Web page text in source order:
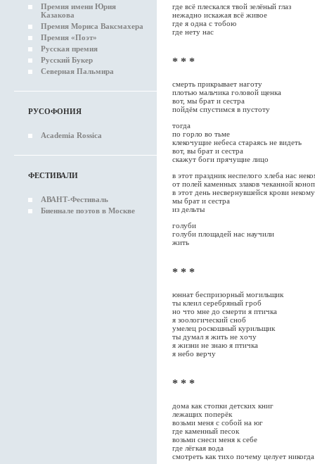
Премия имени Юрия
Казакова
Премия Мориса Ваксмахера
Премия «Поэт»
Русская премия
Русский Букер
Северная Пальмира
РУСОФОНИЯ
Academia Rossica
ФЕСТИВАЛИ
АВАНТ-Фестиваль
Биеннале поэтов в Москве
где всё плескался твой зелёный глаз
нежадно искажая всё живое
где я одна с тобою
где нету нас
* * *
смерть прикрывает наготу
плотью мальчика головой щенка
вот, мы брат и сестра
пойдём спустимся в пустоту
тогда
по горло во тьме
клекочущие небеса стараясь не видеть
вот, вы брат и сестра
скажут боги прячущие лицо
в этот праздник неспелого хлеба нас
от полей каменных злаков чеканной
в этот день несвернувшейся крови
мы брат и сестра
из дельты
голуби
голуби площадей нас научили
жить
* * *
юннат беспризорный могильщик
ты клеил серебряный гроб
но что мне до смерти я птичка
я зоологический сноб
умелец роскошный курильщик
ты думал я жить не хочу
я жизни не знаю я птичка
я небо верчу
* * *
дома как стопки детских книг
лежащих поперёк
возьми меня с собой на юг
где каменный песок
возьми снеси меня к себе
где лёгкая вода
смотреть как тихо почему целует никогда